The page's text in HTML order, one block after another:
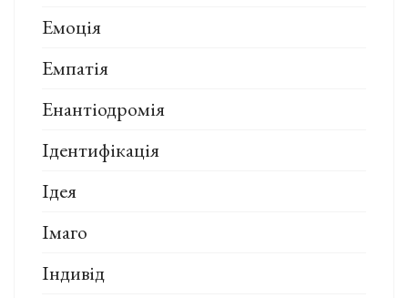
Емоція
Емпатія
Енантіодромія
Ідентифікація
Ідея
Імаго
Індивід